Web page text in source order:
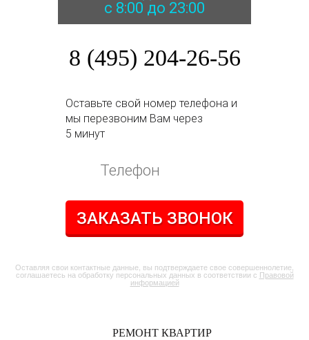
с 8:00 до 23:00
8 (495) 204-26-56
Оставьте свой номер телефона и
мы перезвоним Вам через
5 минут
ЗАКАЗАТЬ ЗВОНОК
Оставляя свои контактные данные, вы подтверждаете свое совершеннолетие,
соглашаетесь на обработку персональных данных в соответствии с Правовой
информацией
РЕМОНТ КВАРТИР